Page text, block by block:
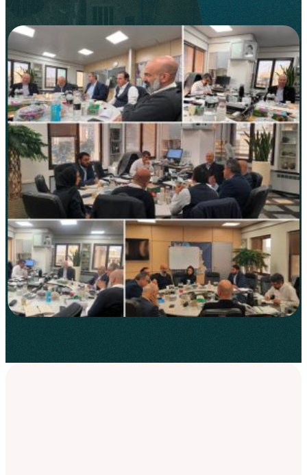
مس‌کاوان نماد
آنچه در جلسه هیئت مدیره
انجمن مس ایران با مهندس
محتشمی‌پور، معاون معدنی وزارت
صمت گذشت
اخبار 6–9 دقیقه /3 آذر 1401